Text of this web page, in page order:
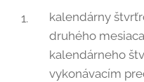
kalendárny
druhého
kalendárneho
vykonávacím